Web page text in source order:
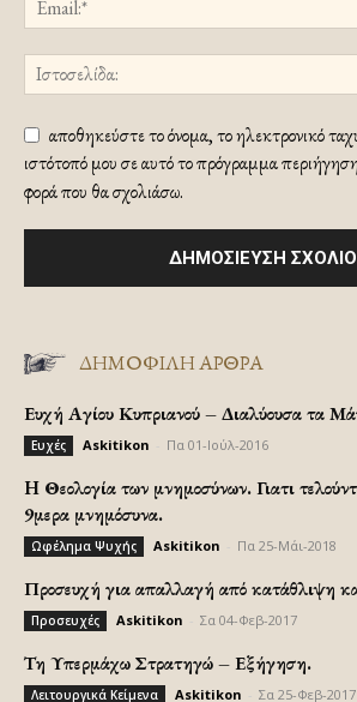
αποθηκεύστε το όνομα, το ηλεκτρονικό
ιστότοπό μου σε αυτό το πρόγραμμα
φορά που θα σχολιάσω.
ΔΗΜΟΦΙΛΗ ΑΡΘΡΑ
Ευχή Αγίου Κυπριανού – Διαλύουσα τα
Ευχές Askitikon Πα 01-Ιούλ-2016
H Θεολογία των μνημοσύνων. Γιατι
9μερα μνημόσυνα.
Ωφέλημα Ψυχής Askitikon Πα 25-Μάι-2018
Προσευχή για απαλλαγή από κατάθλιψη
Προσευχές Askitikon Σα 04-Φεβ-2017
Τη Υπερμάχω Στρατηγώ – Εξήγηση.
Λειτουργικά Κείμενα Askitikon Σα 25-Φεβ-2017